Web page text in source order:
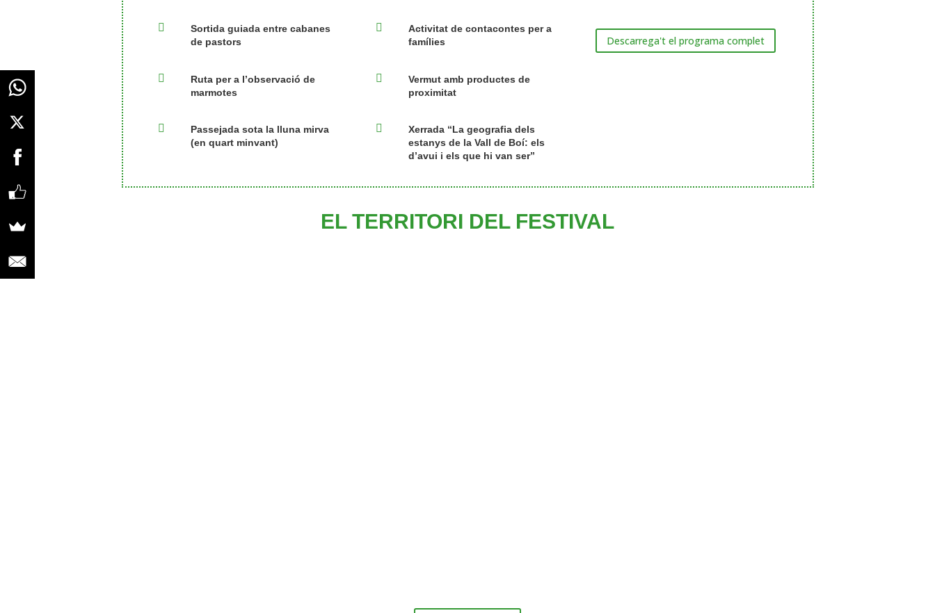

Sortida guiada entre cabanes
de pastors

Ruta per a l’observació de
marmotes

Passejada sota la lluna mirva
(en quart minvant)

Activitat de contacontes per a
famílies

Vermut amb productes de
proximitat

Xerrada “La geografia dels
estanys de la Vall de Boí: els
d’avui i els que hi van ser”
Descarrega't el programa complet
EL TERRITORI DEL FESTIVAL